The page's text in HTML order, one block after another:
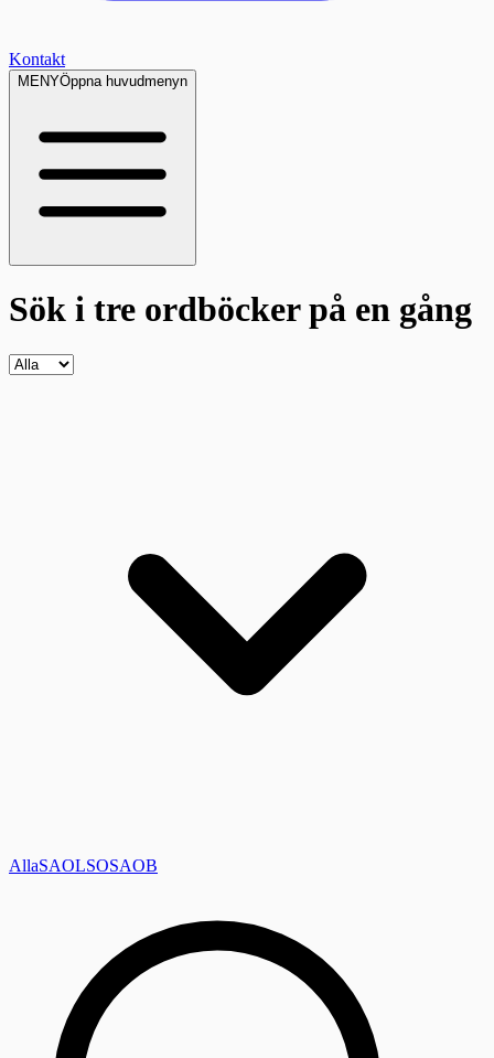
Kontakt
MENYÖppna huvudmenyn
Sök i tre ordböckerpå en gång
AllaSAOLSOSAOB